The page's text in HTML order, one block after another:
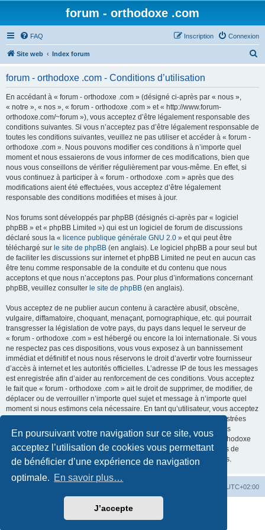
En poursuivant votre navigation sur ce site, vous
acceptez l’utilisation de cookies vous permettant
de bénéficier d’une expérience de navigation
optimale. En savoir plus…
J’accepte
forum - orthodoxe .com
FAQ Connexion
Inscription
Site web Index forum
forum - orthodoxe .com - Conditions d’utilisation
En accédant à « forum - orthodoxe .com » (désigné ci-après par « nous »,
« notre », « nos », « forum - orthodoxe .com » et « http://www.forum-
orthodoxe.com/~forum »), vous acceptez d’être légalement responsable des
conditions suivantes. Si vous n’acceptez pas d’être légalement responsable de
toutes les conditions suivantes, veuillez ne pas utiliser et accéder à « forum -
orthodoxe .com ». Nous pouvons modifier ces conditions à n’importe quel
moment et nous essaierons de vous informer de ces modifications, bien que
nous vous conseillons de vérifier régulièrement par vous-même. En effet, si
vous continuez à participer à « forum - orthodoxe .com » après que des
modifications aient été effectuées, vous acceptez d’être légalement
responsable des conditions modifiées et mises à jour.
Nos forums sont développés par phpBB (désignés ci-après par « logiciel
phpBB » et « phpBB Limited ») qui est un logiciel de forum de discussions
déclaré sous la « licence publique générale GNU 2.0 » et qui peut être
téléchargé sur le site de phpBB (en anglais). Le logiciel phpBB a pour seul but
de faciliter les discussions sur internet et phpBB Limited ne peut en aucun cas
être tenu comme responsable de la conduite et du contenu que nous
acceptons et que nous n’acceptons pas. Pour plus d’informations concernant
phpBB, veuillez consulter le site de phpBB (en anglais).
Vous acceptez de ne publier aucun contenu à caractère abusif, obscène,
vulgaire, diffamatoire, choquant, menaçant, pornographique, etc. qui pourrait
transgresser la législation de votre pays, du pays dans lequel le serveur de
« forum - orthodoxe .com » est hébergé ou encore la loi internationale. Si vous
ne respectez pas ces dispositions, vous vous exposez à un bannissement
immédiat et définitif et nous nous réservons le droit d’avertir votre fournisseur
d’accès à internet et les autorités officielles. L’adresse IP de tous les messages
est enregistrée afin d’aider au renforcement de ces conditions. Vous acceptez
le fait que « forum - orthodoxe .com » ait le droit de supprimer, de modifier, de
déplacer ou de verrouiller n’importe quel sujet et message à n’importe quel
moment si nous estimons cela nécessaire. En tant qu’utilisateur, vous acceptez
que toutes les informations que vous avez renseignées soient enregistrées
dans notre base de données. Bien que ces informations ne seront pas
diffusées à une tierce partie sans votre consentement, ni « forum - orthodoxe
.com », ni phpBB, ne pourront être tenus comme responsables en cas de
tentative de piratage informatique visant à compromettre vos données.
UTC+02:00
phpBB® Forum Software © phpBB Limited
©